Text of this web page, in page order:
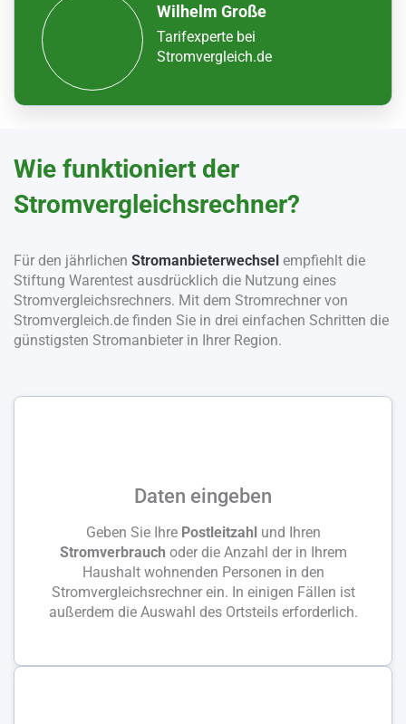
Wilhelm Große
Tarifexperte bei
Stromvergleich.de
Wie funktioniert der
Stromvergleichsrechner?
Für den jährlichen Stromanbieterwechsel empfiehlt die
Stiftung Warentest ausdrücklich die Nutzung eines
Stromvergleichsrechners. Mit dem Stromrechner von
Stromvergleich.de finden Sie in drei einfachen Schritten die
günstigsten Stromanbieter in Ihrer Region.
Daten eingeben
Geben Sie Ihre Postleitzahlund Ihren
Stromverbrauch oder die Anzahl der in Ihrem
Haushalt wohnenden Personen in den
Stromvergleichsrechner ein. In einigen Fällen ist
außerdem die Auswahl des Ortsteils erforderlich.